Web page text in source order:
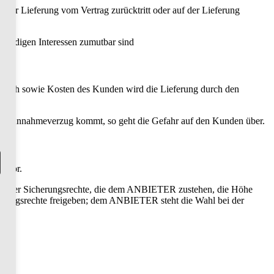
der Lieferung vom Vertrag zurücktritt oder auf der Lieferung
Interessen zumutbar sind
sowie Kosten des Kunden wird die Lieferung durch den
Annahmeverzug kommt, so geht die Gefahr auf den Kunden über.
vor.
Sicherungsrechte, die dem ANBIETER zustehen, die Höhe
freigeben; dem ANBIETER steht die Wahl bei der